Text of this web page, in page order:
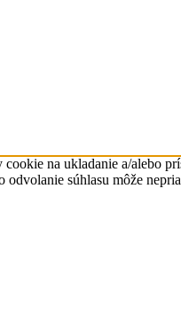
na ukladanie a/alebo
odvolanie súhlasu môže